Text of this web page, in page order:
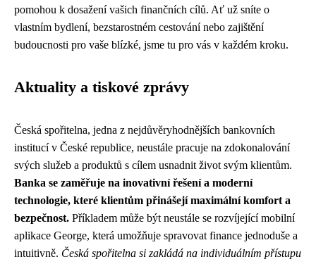
pomohou k dosažení vašich finančních cílů. Ať už sníte o
vlastním bydlení, bezstarostném cestování nebo zajištění
budoucnosti pro vaše blízké, jsme tu pro vás v každém kroku.
Aktuality a tiskové zprávy
Česká spořitelna, jedna z nejdůvěryhodnějších bankovních
institucí v České republice, neustále pracuje na zdokonalování
svých služeb a produktů s cílem usnadnit život svým klientům.
Banka se zaměřuje na inovativní řešení a moderní
technologie, které klientům přinášejí maximální komfort a
bezpečnost. Příkladem může být neustále se rozvíjející mobilní
aplikace George, která umožňuje spravovat finance jednoduše a
intuitivně. Česká spořitelna si zakládá na individuálním přístupu